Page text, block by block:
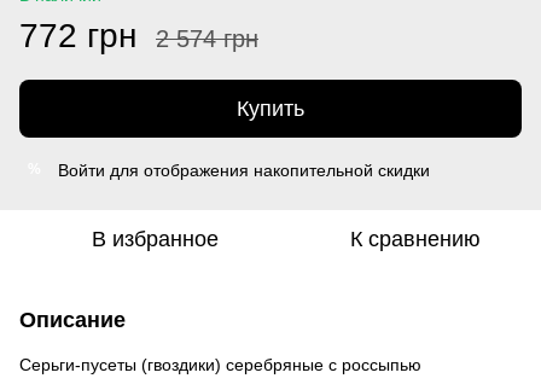
772 грн 2 574 грн
Купить
Войти для отображения накопительной скидки
В избранное К сравнению
Описание
Серьги-пусеты (гвоздики) серебряные с россыпью